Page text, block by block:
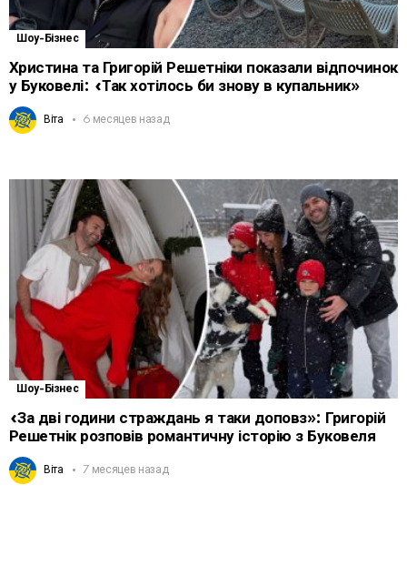
Шоу-Бізнес
Христина та Григорій Решетніки показали відпочинок
у Буковелі: «Так хотілось би знову в купальник»
Віта 6 месяцев назад
Шоу-Бізнес
«За дві години страждань я таки доповз»: Григорій
Решетнік розповів романтичну історію з Буковеля
Віта 7 месяцев назад